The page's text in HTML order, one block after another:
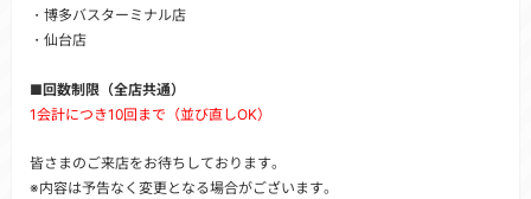
・博多バスターミナル店
・仙台店
■回数制限（全店共通）
1会計につき10回まで（並び直しOK）
皆さまのご来店をお待ちしております。
※内容は予告なく変更となる場合がございます。